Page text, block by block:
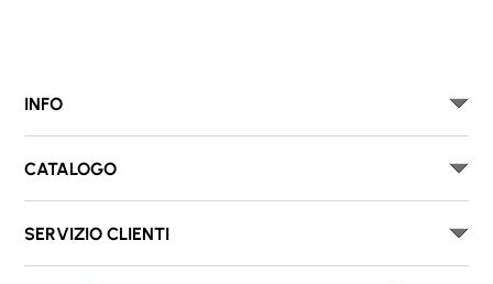
INFO
CATALOGO
SERVIZIO CLIENTI